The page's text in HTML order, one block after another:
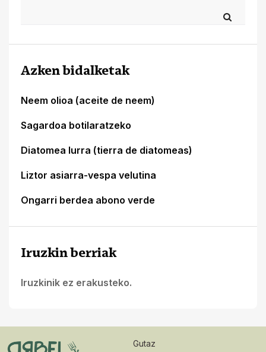
Azken bidalketak
Neem olioa (aceite de neem)
Sagardoa botilaratzeko
Diatomea lurra (tierra de diatomeas)
Liztor asiarra-vespa velutina
Ongarri berdea abono verde
Iruzkin berriak
Iruzkinik ez erakusteko.
Gutaz